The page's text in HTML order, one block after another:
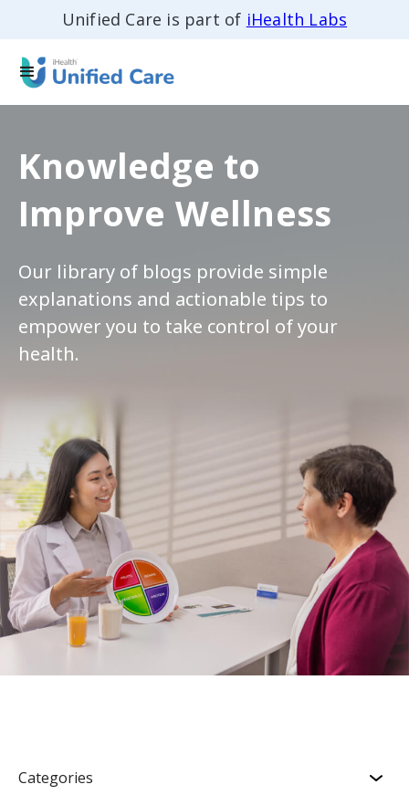
Unified Care is part of iHealth Labs
Knowledge to
Improve Wellness
Our library of blogs provide simple
explanations and actionable tips to
empower you to take control of your
health.
Categories